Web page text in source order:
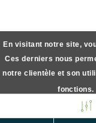
En visitant notre site,
Ces derniers nous
notre clientèle et son
fonctions.
En